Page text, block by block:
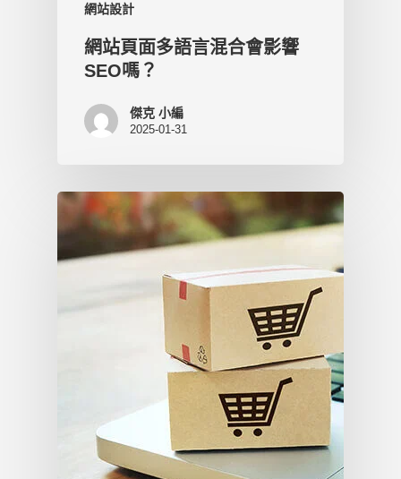
網站設計
網站頁面多語言混合會影響
SEO嗎？
傑克 小編
2025-01-31